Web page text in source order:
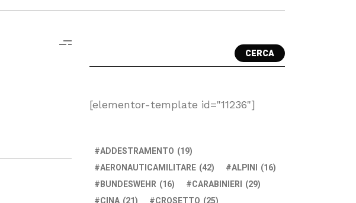
CERCA
[elementor-template id="11236"]
ADDESTRAMENTO (19)
AERONAUTICAMILITARE (42) ALPINI (16)
BUNDESWEHR (16) CARABINIERI (29)